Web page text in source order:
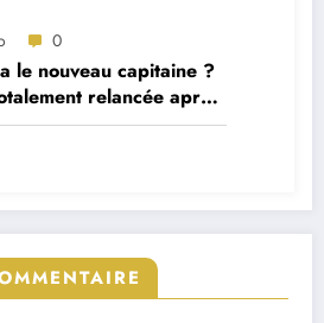
0
le nouveau capitaine ?
relancée après